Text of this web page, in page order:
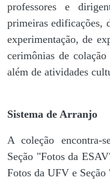
professores e
primeiras edificações,
experimentação, de
cerimônias de
além de atividades
Sistema de Arranjo
A coleção encontra-
Seção "Fotos da
Fotos da UFV e